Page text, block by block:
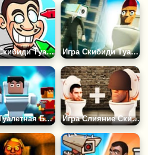
Игра Скибиди Туалет Раскраска Игра Скибиди Туалет Побег
Игра Туалетная Битва Игра Слияние Скибиди: Дойди до Ученого